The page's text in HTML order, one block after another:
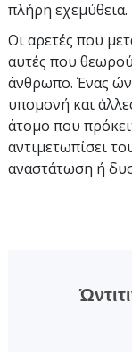
πλήρη εχεμύθεια.
Οι αρετές που
αυτές που
άνθρωπο. Ένας
υπομονή και
άτομο που
αντιμετωπίσει
αναστάτωση ή